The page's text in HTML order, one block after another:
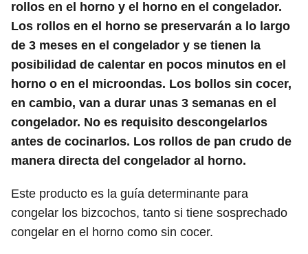
rollos en el horno y el horno en el congelador.
Los rollos en el horno se preservarán a lo largo
de 3 meses en el congelador y se tienen la
posibilidad de calentar en pocos minutos en el
horno o en el microondas. Los bollos sin cocer,
en cambio, van a durar unas 3 semanas en el
congelador. No es requisito descongelarlos
antes de cocinarlos. Los rollos de pan crudo de
manera directa del congelador al horno.
Este producto es la guía determinante para
congelar los bizcochos, tanto si tiene sosprechado
congelar en el horno como sin cocer.